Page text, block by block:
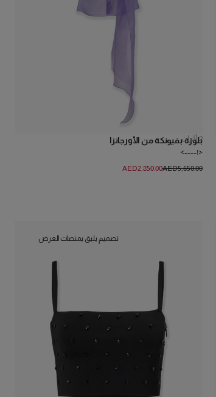
بلوزة بفيونكة من الأورجانزا
<!---->
2 ألوان
AED‌5,650.00
AED‌2,850.00
تصميم يليق بمنصات العرض